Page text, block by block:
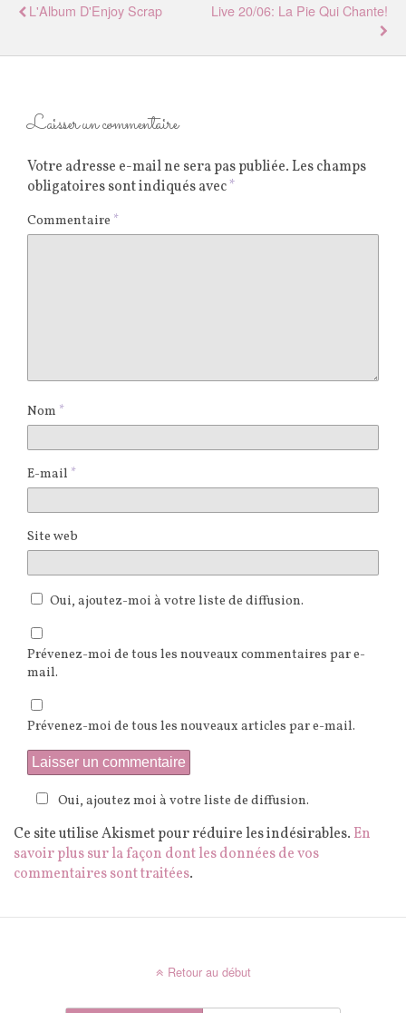
L'Album D'Enjoy Scrap Live 20/06: La Pie Qui Chante!
Laisser un commentaire
Votre adresse e-mail ne sera pas publiée.Les champs
obligatoires sont indiqués avec*
Commentaire *
Nom *
E-mail *
Site web
Oui, ajoutez-moi à votre liste de diffusion.
Prévenez-moi de tous les nouveaux commentaires par e-
mail.
Prévenez-moi de tous les nouveaux articles par e-mail.
Oui, ajoutez moi à votre liste de diffusion.
Ce site utilise Akismet pour réduire les indésirables. En
savoir plus sur la façon dont les données de vos
commentaires sont traitées.
Retour au début